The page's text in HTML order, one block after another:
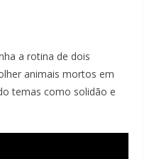
a rotina de dois
animais mortos em
temas como solidão e